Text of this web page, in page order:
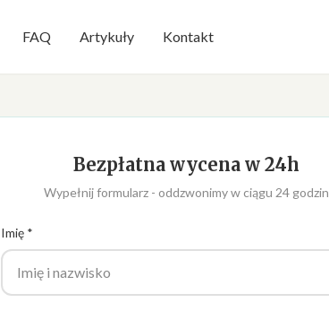
FAQ Artykuły Kontakt
Bezpłatna wycena w 24h
Wypełnij formularz - oddzwonimy w ciągu 24 godzin
Imię *